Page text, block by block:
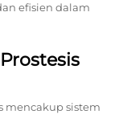
efisien dalam
mencakup sistem